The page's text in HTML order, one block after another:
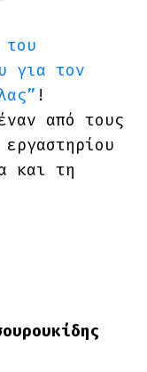
του
για τον
!
από τους
και τη